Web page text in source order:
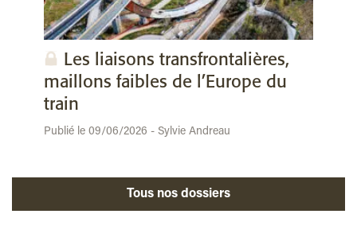
Les liaisons transfrontalières,
maillons faibles de l’Europe du
train
Publié le 09/06/2026 - Sylvie Andreau
Tous nos dossiers